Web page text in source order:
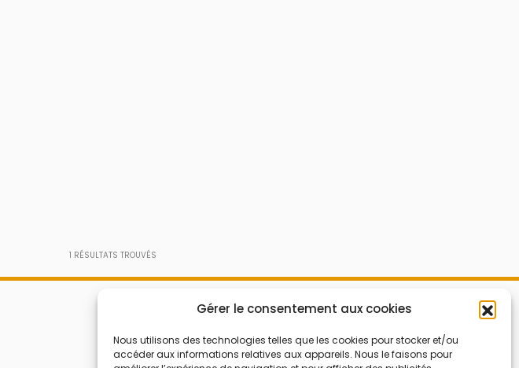
Gérer le consentement aux cookies
Nous utilisons des technologies telles que les cookies pour stocker et/ou
accéder aux informations relatives aux appareils. Nous le faisons pour
1 RÉSULTATS TROUVÉS
Mes Bons
FAQ
Bonnes affaires
Code réduction